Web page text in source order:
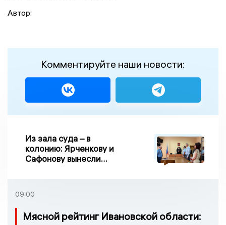
Автор:
Комментируйте наши новости:
Из зала суда – в
колонию: Ярченкову и
Сафонову вынесли
09:00
Мясной рейтинг Ивановской области: